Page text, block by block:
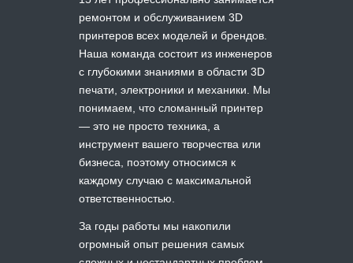
ремонтом и обслуживанием 3D
принтеров всех моделей и брендов.
Наша команда состоит из инженеров
с глубокими знаниями в области 3D
печати, электроники и механики. Мы
понимаем, что сломанный принтер
— это не просто техника, а
инструмент вашего творчества или
бизнеса, поэтому относимся к
каждому случаю с максимальной
ответственностью.
За годы работы мы накопили
огромный опыт решения самых